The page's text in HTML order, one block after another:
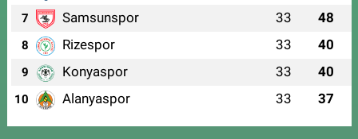
7 Samsunspor 33 48
8 Rizespor 33 40
9 Konyaspor 33 40
10 Alanyaspor 33 37